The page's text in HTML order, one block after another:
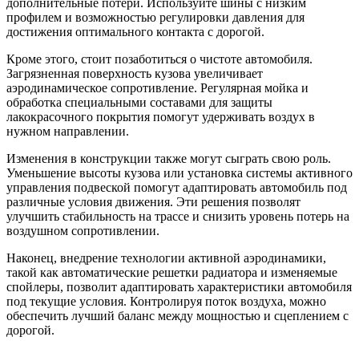
дополнительные потери. Используйте шины с низким
профилем и возможностью регулировки давления для
достижения оптимального контакта с дорогой.
Кроме этого, стоит позаботиться о чистоте автомобиля.
Загрязненная поверхность кузова увеличивает
аэродинамическое сопротивление. Регулярная мойка и
обработка специальными составами для защиты
лакокрасочного покрытия помогут удерживать воздух в
нужном направлении.
Изменения в конструкции также могут сыграть свою роль.
Уменьшение высоты кузова или установка системы активного
управления подвеской помогут адаптировать автомобиль под
различные условия движения. Эти решения позволят
улучшить стабильность на трассе и снизить уровень потерь на
воздушном сопротивлении.
Наконец, внедрение технологии активной аэродинамики,
такой как автоматические решетки радиатора и изменяемые
спойлеры, позволит адаптировать характеристики автомобиля
под текущие условия. Контролируя поток воздуха, можно
обеспечить лучший баланс между мощностью и сцеплением с
дорогой.